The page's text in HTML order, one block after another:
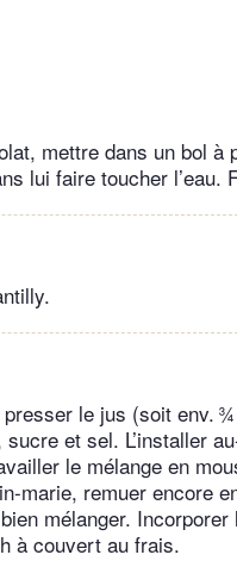
mettre dans un bol à
lui faire toucher l’eau.
presser le jus (soit env.
et sel. L’installer
le mélange en
marie, re­muer encore
mélanger.
à couvert au frais.